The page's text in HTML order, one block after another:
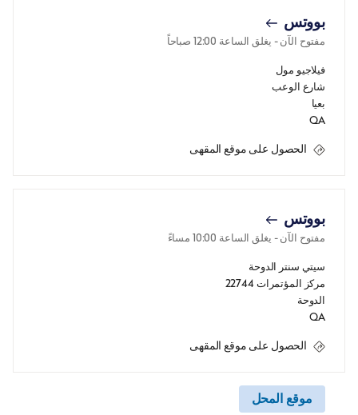
بووتس
مفتوح الآن - يغلق الساعة 12:00 صباحاً
فيلاجيو مول
شارع الوعب
بعيا
QA
الحصول على موقع المقهى
بووتس
مفتوح الآن - يغلق الساعة 10:00 مساءً
سيتي سنتر الدوحة
مركز المؤتمرات 22744
الدوحة
QA
الحصول على موقع المقهى
موقع المحل